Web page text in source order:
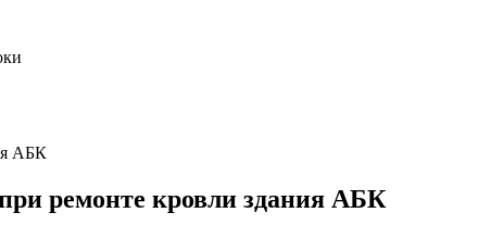
АБК
ремонте кровли здания АБК